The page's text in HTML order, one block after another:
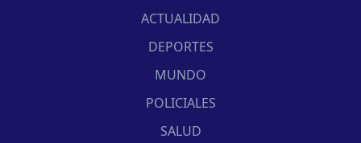
ACTUALIDAD
DEPORTES
MUNDO
POLICIALES
SALUD